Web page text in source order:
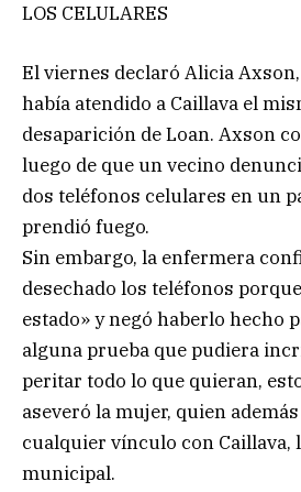
LOS CELULARES
El viernes declaró Alicia
había atendido a Caillava el
desaparición de Loan. Axson
luego de que un vecino
dos teléfonos celulares en un
prendió fuego.
Sin embargo, la enfermera
desechado los teléfonos
estado» y negó haberlo hecho
alguna prueba que pudiera
peritar todo lo que quieran,
aseveró la mujer, quien
cualquier vínculo con Caillava,
municipal.